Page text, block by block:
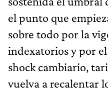
el punto que
sobre todo por la
indexatorios y por
shock cambiario,
vuelva a recalentar